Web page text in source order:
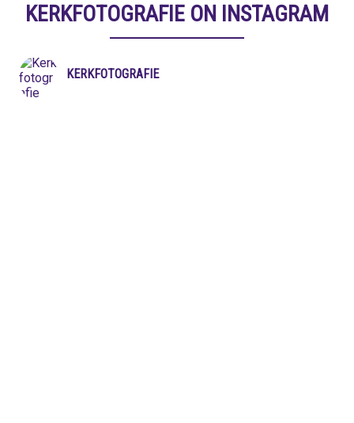
KERKFOTOGRAFIE ON INSTAGRAM
KERKFOTOGRAFIE